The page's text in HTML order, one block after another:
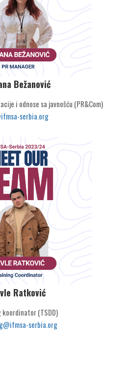
Bežanović
i odnose sa javnošću (PR&Com)
serbia.org
Ratković
koordinator (TSDD)
serbia.org